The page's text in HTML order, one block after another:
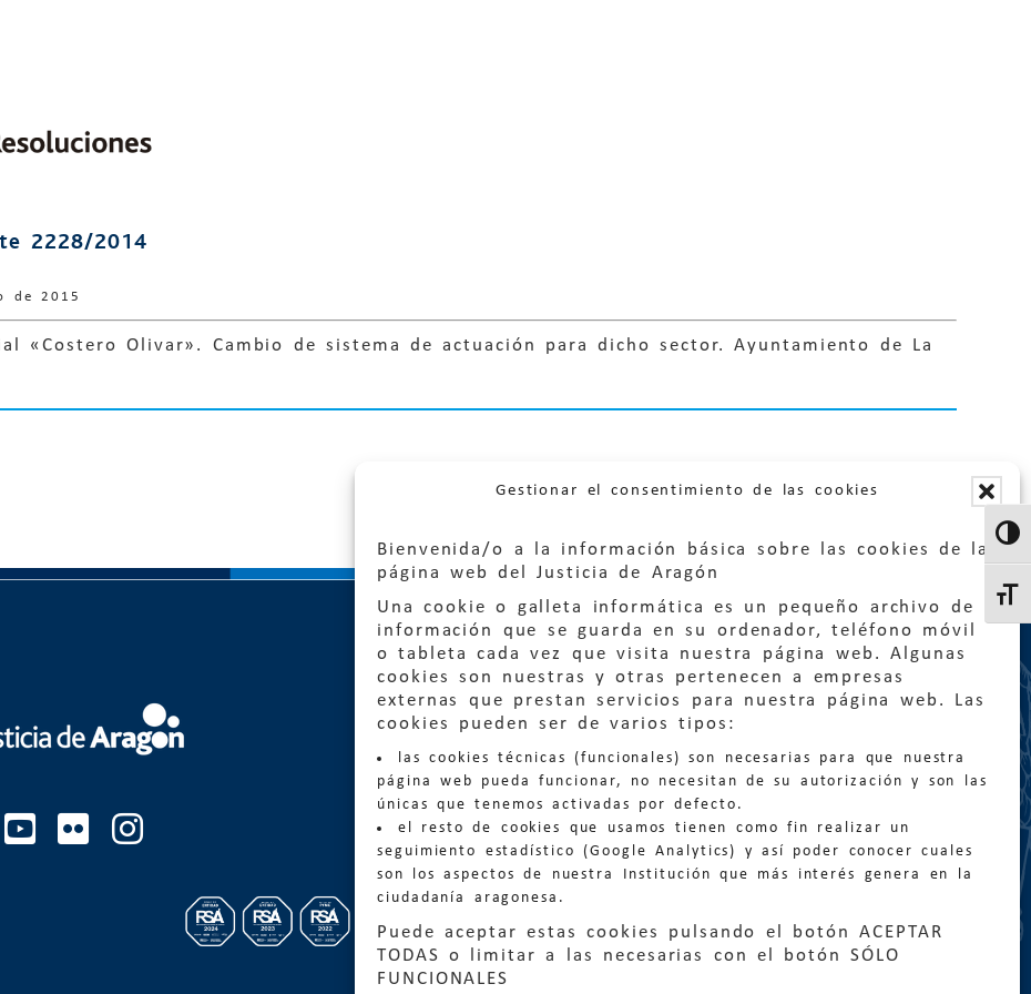
Gestionar el consentimiento de las cookies
Bienvenida/o a la información básica sobre las cookies de la
página web del Justicia de Aragón
Una cookie o galleta informática es un pequeño archivo de
información que se guarda en su ordenador, teléfono móvil
o tableta cada vez que visita nuestra página web. Algunas
cookies son nuestras y otras pertenecen a empresas
externas que prestan servicios para nuestra página web. Las
cookies pueden ser de varios tipos:
las cookies técnicas (funcionales) son necesarias para que nuestra
página web pueda funcionar, no necesitan de su autorización y son las
únicas que tenemos activadas por defecto.
el resto de cookies que usamos tienen como fin realizar un
seguimiento estadístico (Google Analytics) y así poder conocer cuales
son los aspectos de nuestra Institución que más interés genera en la
ciudadanía aragonesa.
Puede aceptar estas cookies pulsando el botón ACEPTAR
TODAS o limitar a las necesarias con el botón SÓLO
FUNCIONALES
2228/2014
de 2015
«Costero Olivar». Cambio de sistema de actuación para dicho sector. Ayuntamiento de La
Quejas:quejas@eljusticiadearagon.es
Información general:
informacion@eljusticiadearagon.es
Teléfonos: 900 210 210/ 976 399 354